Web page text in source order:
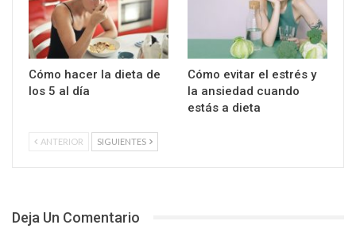
Cómo hacer la dieta de
los 5 al día
Cómo evitar el estrés y
la ansiedad cuando
estás a dieta
ANTERIOR SIGUIENTES
Deja Un Comentario